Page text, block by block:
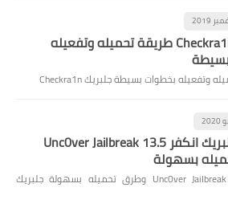
جلبريك Checkra1n طريقة تحميله وتفعيله
تحديث جلبريك انكفر Unc0ver Jailbreak 13.5
بسهولة
تحديث جلبريك انكفر Unc0ver Jailbreak 13.5 وطرق تحميله بسهولة جلبريك